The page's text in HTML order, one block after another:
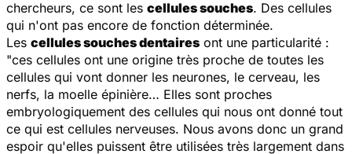
chercheurs, ce sont les cellules souches. Des cellules
qui n'ont pas encore de fonction déterminée.
Les cellules souches dentaires ont une particularité :
"ces cellules ont une origine très proche de toutes les
cellules qui vont donner les neurones, le cerveau, les
nerfs, la moelle épinière… Elles sont proches
embryologiquement des cellules qui nous ont donné tout
ce qui est cellules nerveuses. Nous avons donc un grand
espoir qu'elles puissent être utilisées très largement dans